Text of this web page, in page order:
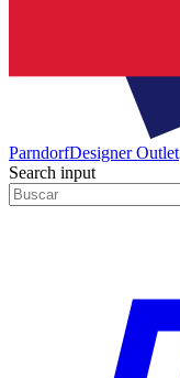
ParndorfDesigner Outlet
Search input